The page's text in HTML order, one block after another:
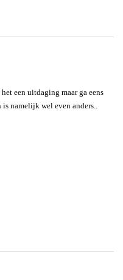
een uitdaging maar ga eens
namelijk wel even anders..